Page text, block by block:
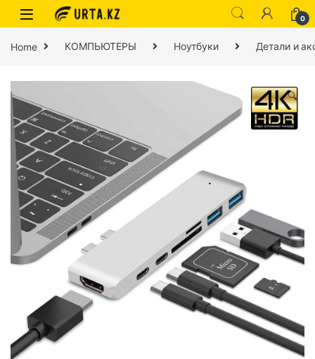
0
Home КОМПЬЮТЕРЫ Ноутбуки Детали и
🔍